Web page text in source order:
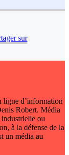
sur
ligne d’information
Robert. Média
ou
à la défense de la
un média au